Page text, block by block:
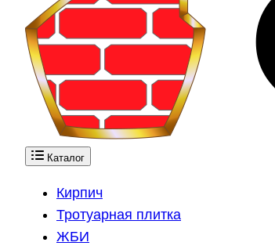
Каталог
Кирпич
Тротуарная плитка
ЖБИ